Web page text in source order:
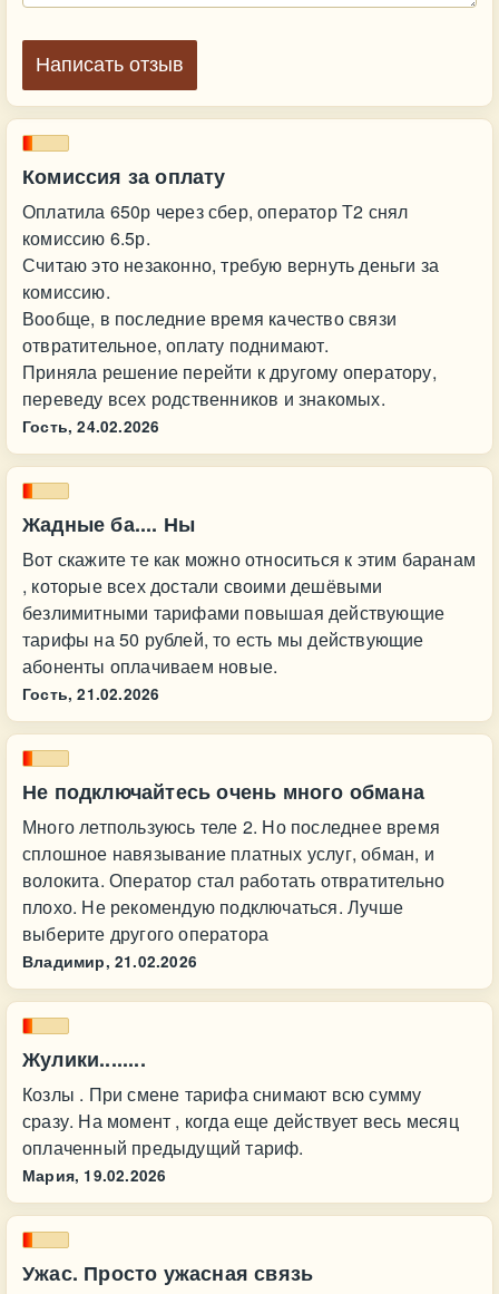
Комиссия за оплату
Оплатила 650р через сбер, оператор Т2 снял
комиссию 6.5р.
Считаю это незаконно, требую вернуть деньги за
комиссию.
Вообще, в последние время качество связи
отвратительное, оплату поднимают.
Приняла решение перейти к другому оператору,
переведу всех родственников и знакомых.
Гость, 24.02.2026
Жадные ба.... Ны
Вот скажите те как можно относиться к этим баранам
, которые всех достали своими дешёвыми
безлимитными тарифами повышая действующие
тарифы на 50 рублей, то есть мы действующие
абоненты оплачиваем новые.
Гость, 21.02.2026
Не подключайтесь очень много обмана
Много летпользуюсь теле 2. Но последнее время
сплошное навязывание платных услуг, обман, и
волокита. Оператор стал работать отвратительно
плохо. Не рекомендую подключаться. Лучше
выберите другого оператора
Владимир, 21.02.2026
Жулики........
Козлы . При смене тарифа снимают всю сумму
сразу. На момент , когда еще действует весь месяц
оплаченный предыдущий тариф.
Мария, 19.02.2026
Ужас. Просто ужасная связь
Написать отзыв